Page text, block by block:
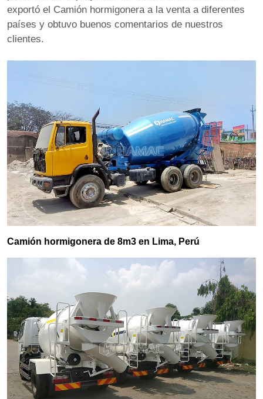
exportó el Camión hormigonera a la venta a diferentes
países y obtuvo buenos comentarios de nuestros
clientes.
Camión hormigonera de 8m3 en Lima, Perú